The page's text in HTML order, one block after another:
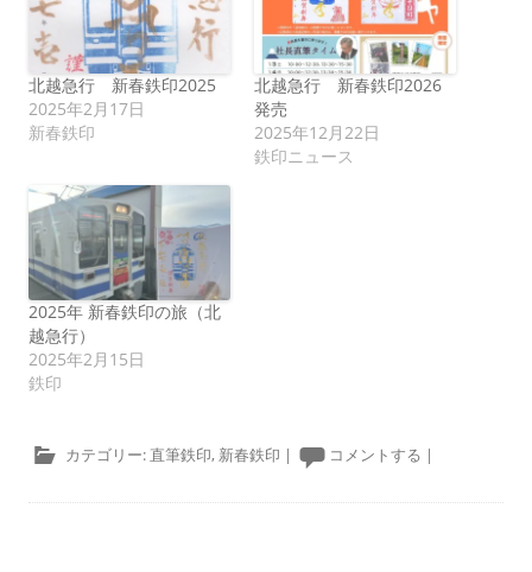
北越急行 新春鉄印2025
2025年2月17日
新春鉄印
北越急行 新春鉄印2026
発売
2025年12月22日
鉄印ニュース
2025年 新春鉄印の旅（北
越急行）
2025年2月15日
鉄印
カテゴリー: 直筆鉄印, 新春鉄印 | コメントする |